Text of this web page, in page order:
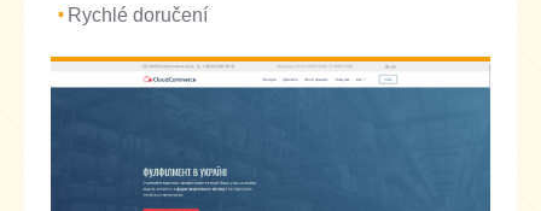
Rychlé doručení